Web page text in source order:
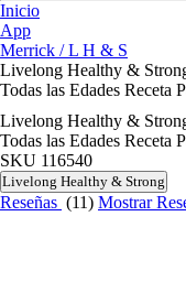
Inicio
App
Merrick / L H & S
Livelong Healthy &
Todas las Edades Receta
Livelong Healthy &
Todas las Edades Receta
SKU 116540
Livelong Healthy & Strong
Reseñas (11) Mostrar